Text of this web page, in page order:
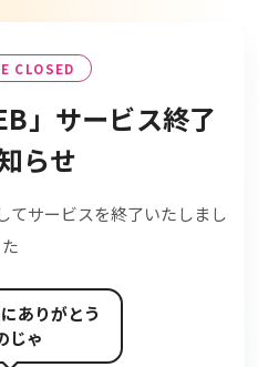
CLOSED
」 サービス終了
らせ
てサービスを終了いたしまし
た
ありがとう
じゃ